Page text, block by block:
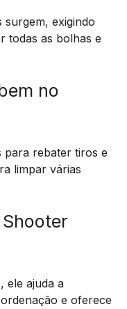
exigindo
todas as bolhas e
no
para rebater tiros e
limpar várias
ele ajuda a
e oferece